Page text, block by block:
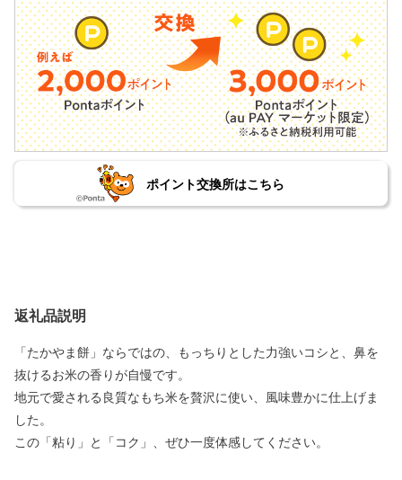
ポイント交換所はこちら
返礼品説明
「たかやま餅」ならではの、もっちりとした力強いコシと、鼻を
抜けるお米の香りが自慢です。
地元で愛される良質なもち米を贅沢に使い、風味豊かに仕上げま
した。
この「粘り」と「コク」、ぜひ一度体感してください。